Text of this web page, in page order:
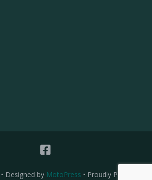
• Designed by MotoPress • Proudly Powered